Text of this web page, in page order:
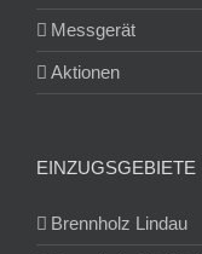
Messgerät
Aktionen
EINZUGSGEBIETE
Brennholz Lindau